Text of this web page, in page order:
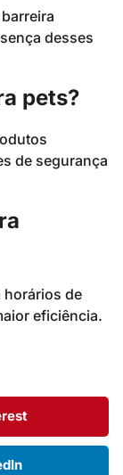
desses
pets?
de segurança
horários de
eficiência.